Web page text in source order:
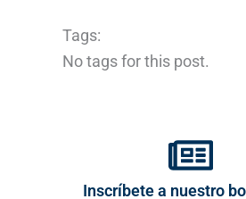
Tags:
No tags for this post.
Inscríbete a nuestro